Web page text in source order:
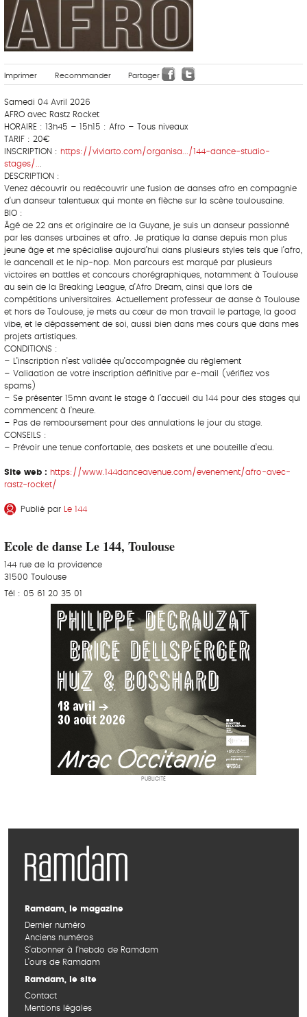
Imprimer Recommander Partager
Samedi 04 Avril 2026
AFRO avec Rastz Rocket
HORAIRE : 13h45 – 15h15 : Afro – Tous niveaux
TARIF : 20€
INSCRIPTION : https://viviarto.com/organisa.../144-dance-studio-
stages/..
DESCRIPTION :
Venez découvrir ou redécouvrir une fusion de danses afro en compagnie
d’un danseur talentueux qui monte en flèche sur la scène toulousaine.
BIO :
Âgé de 22 ans et originaire de la Guyane, je suis un danseur passionné
par les danses urbaines et afro. Je pratique la danse depuis mon plus
jeune âge et me spécialise aujourd’hui dans plusieurs styles tels que l’afro,
le dancehall et le hip-hop. Mon parcours est marqué par plusieurs
victoires en battles et concours chorégraphiques, notamment à Toulouse
au sein de la Breaking League, d’Afro Dream, ainsi que lors de
compétitions universitaires. Actuellement professeur de danse à Toulouse
et hors de Toulouse, je mets au cœur de mon travail le partage, la good
vibe, et le dépassement de soi, aussi bien dans mes cours que dans mes
projets artistiques.
CONDITIONS :
– L’inscription n’est validée qu’accompagnée du règlement
– Validation de votre inscription définitive par e-mail (vérifiez vos
spams)
– Se présenter 15mn avant le stage à l’accueil du 144 pour des stages qui
commencent à l’heure.
– Pas de remboursement pour des annulations le jour du stage.
CONSEILS :
– Prévoir une tenue confortable, des baskets et une bouteille d’eau.
Site web : https://www.144danceavenue.com/evenement/afro-avec-
rastz-rocket/
Publié par Le 144
Ecole de danse Le 144, Toulouse
144 rue de la providence
31500 Toulouse
Tél : 05 61 20 35 01
PUBLICITÉ
Ramdam, le magazine
Dernier numéro
Anciens numéros
S’abonner à l’hebdo de Ramdam
L’ours de Ramdam
Ramdam, le site
Contact
Mentions légales